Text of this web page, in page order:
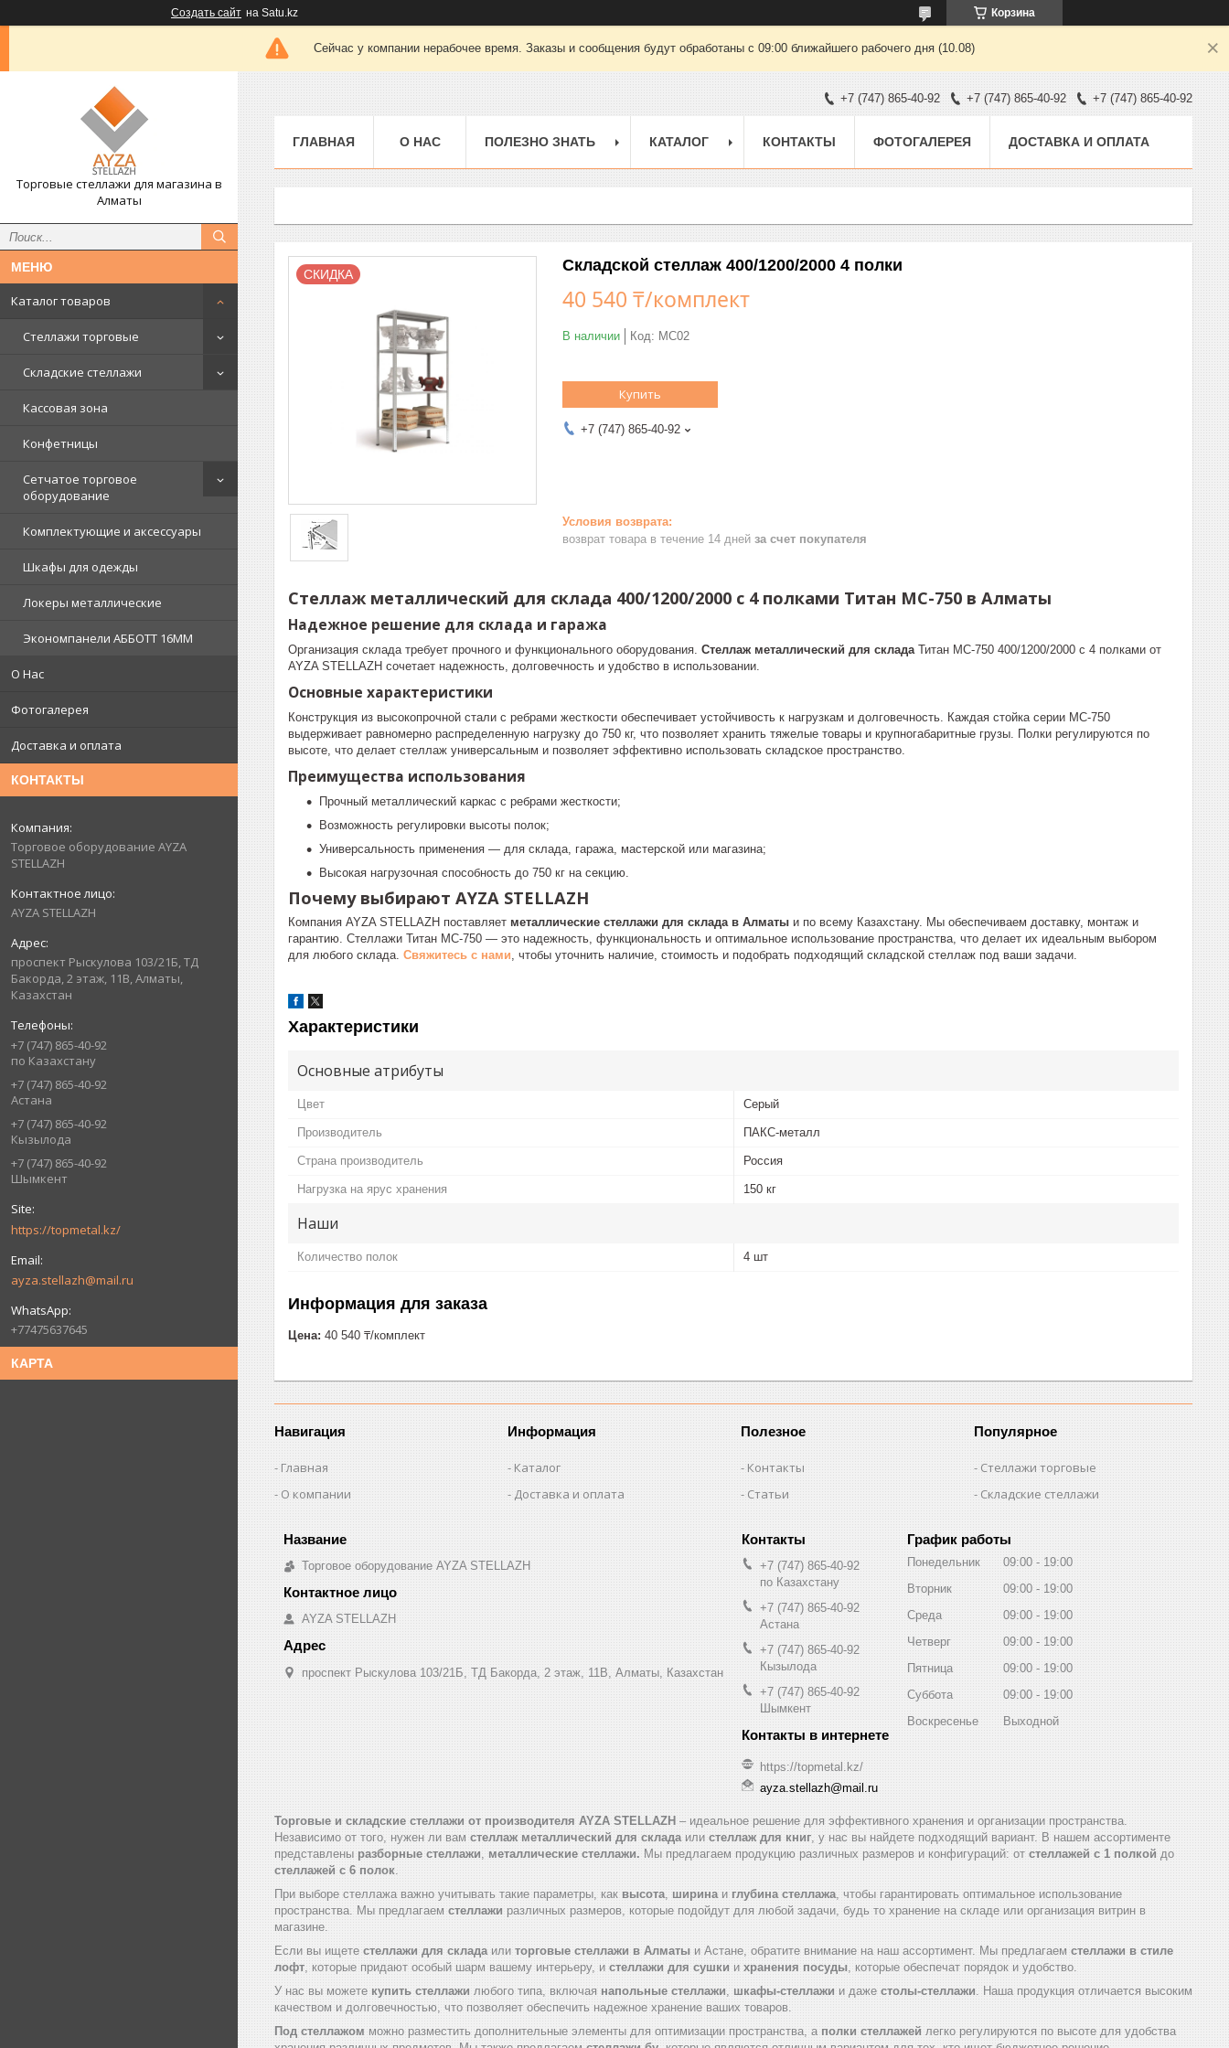
Создать сайт на Satu.kz Корзина
Сейчас у компании нерабочее время. Заказы и сообщения будут обработаны с 09:00 ближайшего рабочего дня (10.08)
Торговые стеллажи для магазина в
Алматы
Каталог товаров
Стеллажи торговые
Складские стеллажи
Кассовая зона
Конфетницы
Сетчатое торговое
оборудование
Комплектующие и аксессуары
Шкафы для одежды
Локеры металлические
Экономпанели АББОТТ 16ММ
О Нас
Фотогалерея
Доставка и оплата
КОНТАКТЫ
Торговое оборудование AYZA
STELLAZH
AYZA STELLAZH
проспект Рыскулова 103/21Б, ТД
Бакорда, 2 этаж, 11В, Алматы,
Казахстан
+7 (747) 865-40-92
по Казахстану
+7 (747) 865-40-92
Астана
+7 (747) 865-40-92
Кызылода
+7 (747) 865-40-92
Шымкент
https://topmetal.kz/
ayza.stellazh@mail.ru
+77475637645
КАРТА
+7 (747) 865-40-92 +7 (747) 865-40-92 +7 (747) 865-40-92
ГЛАВНАЯ О НАС ПОЛЕЗНО ЗНАТЬ КАТАЛОГ КОНТАКТЫ ФОТОГАЛЕРЕЯ ДОСТАВКА И ОПЛАТА
СКИДКА Складской стеллаж 400/1200/2000 4 полки
40 540 ₸/комплект
В наличии Код: МС02
Купить
+7 (747) 865-40-92
возврат товара в течение 14 дней за счет покупателя
Стеллаж металлический для склада 400/1200/2000 с 4 полками Титан МС-750 в Алматы
Надежное решение для склада и гаража
Организация склада требует прочного и функционального оборудования. Стеллаж металлический для склада Титан МС-750 400/1200/2000 с 4 полками от
AYZA STELLAZH сочетает надежность, долговечность и удобство в использовании.
Основные характеристики
Конструкция из высокопрочной стали с ребрами жесткости обеспечивает устойчивость к нагрузкам и долговечность. Каждая стойка серии МС-750
выдерживает равномерно распределенную нагрузку до 750 кг, что позволяет хранить тяжелые товары и крупногабаритные грузы. Полки регулируются по
высоте, что делает стеллаж универсальным и позволяет эффективно использовать складское пространство.
Преимущества использования
Прочный металлический каркас с ребрами жесткости;
Возможность регулировки высоты полок;
Универсальность применения — для склада, гаража, мастерской или магазина;
Высокая нагрузочная способность до 750 кг на секцию.
Почему выбирают AYZA STELLAZH
Компания AYZA STELLAZH поставляет металлические стеллажи для склада в Алматы и по всему Казахстану. Мы обеспечиваем доставку, монтаж и
гарантию. Стеллажи Титан МС-750 — это надежность, функциональность и оптимальное использование пространства, что делает их идеальным выбором
для любого склада. Свяжитесь с нами , чтобы уточнить наличие, стоимость и подобрать подходящий складской стеллаж под ваши задачи.
Характеристики
Основные атрибуты
Цвет Серый
Производитель ПАКС-металл
Страна производитель Россия
Нагрузка на ярус хранения 150 кг
Наши
Количество полок 4 шт
Информация для заказа
Цена: 40 540 ₸/комплект
Навигация
Главная
О компании
Информация
Каталог
Доставка и оплата
Полезное
Контакты
Статьи
Популярное
Стеллажи торговые
Складские стеллажи
Торговое оборудование AYZA STELLAZH
AYZA STELLAZH
проспект Рыскулова 103/21Б, ТД Бакорда, 2 этаж, 11В, Алматы, Казахстан
+7 (747) 865-40-92
по Казахстану
+7 (747) 865-40-92
Астана
+7 (747) 865-40-92
Кызылода
+7 (747) 865-40-92
Шымкент
https://topmetal.kz/
ayza.stellazh@mail.ru
График работы
Понедельник 09:00
19:00
Вторник
09:00
19:00
Среда
09:00
19:00
Четверг
09:00
19:00
Пятница
09:00
19:00
Суббота
09:00
19:00
Воскресенье
Выходной
Торговые и складские стеллажи от производителя AYZA STELLAZH – идеальное решение для эффективного хранения и организации пространства.
Независимо от того, нужен ли вам стеллаж металлический для склада или стеллаж для книг , у нас вы найдете подходящий вариант. В нашем ассортименте
представлены разборные стеллажи металлические стеллажи. Мы предлагаем продукцию различных размеров и конфигураций: от стеллажей с 1 полкой до
стеллажей с 6 полок
При выборе стеллажа важно учитывать такие параметры, как высота ширина и глубина стеллажа , чтобы гарантировать оптимальное использование
пространства. Мы предлагаем стеллажи различных размеров, которые подойдут для любой задачи, будь то хранение на складе или организация витрин в
магазине.
Если вы ищете стеллажи для склада или торговые стеллажи в Алматы и Астане, обратите внимание на наш ассортимент. Мы предлагаем стеллажи в стиле
лофт , которые придают особый шарм вашему интерьеру, и стеллажи для сушки и хранения посуды , которые обеспечат порядок и удобство.
У нас вы можете купить стеллажи любого типа, включая напольные стеллажи шкафы-стеллажи и даже столы-стеллажи . Наша продукция отличается высоким
качеством и долговечностью, что позволяет обеспечить надежное хранение ваших товаров.
Под стеллажом можно разместить дополнительные элементы для оптимизации пространства, а полки стеллажей легко регулируются по высоте для удобства